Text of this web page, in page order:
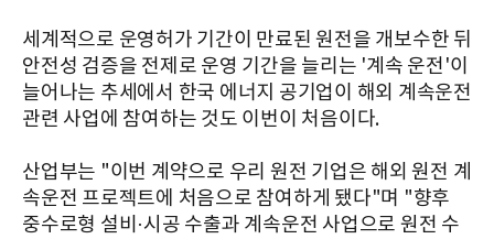
세계적으로 운영허가 기간이 만료된 원전을 개보수한 뒤
안전성 검증을 전제로 운영 기간을 늘리는 '계속 운전'이
늘어나는 추세에서 한국 에너지 공기업이 해외 계속운전
관련 사업에 참여하는 것도 이번이 처음이다.
산업부는 "이번 계약으로 우리 원전 기업은 해외 원전 계
속운전 프로젝트에 처음으로 참여하게 됐다"며 "향후
중수로형 설비·시공 수출과 계속운전 사업으로 원전 수